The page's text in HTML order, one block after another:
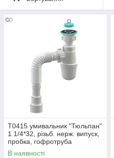
Т0415 умивальник "Тюльпан"
1 1/4*32, різьб. нерж. випуск,
пробка, гофротруба
32*32/40/50{30}
В наявності